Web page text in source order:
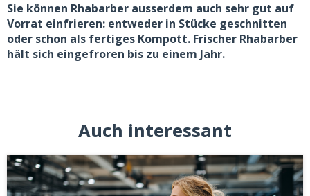
Sie können Rhabarber ausserdem auch sehr gut auf
Vorrat einfrieren: entweder in Stücke geschnitten
oder schon als fertiges Kompott. Frischer Rhabarber
hält sich eingefroren bis zu einem Jahr.
Auch interessant